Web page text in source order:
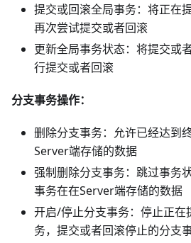
提交或回滚全局事务：将正在
再次尝试提交或者回滚
更新全局事务状态：将提交或
行提交或者回滚
分支事务操作：
删除分支事务：允许已经达到
Server端存储的数据
强制删除分支事务：跳过事务
事务在在Server端存储的数据
开启/停止分支事务：停止正在
务，提交或者回滚停止的分支